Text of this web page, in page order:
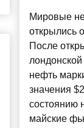
Мировые
открылись
После
нефть
значения
состоянию
майские